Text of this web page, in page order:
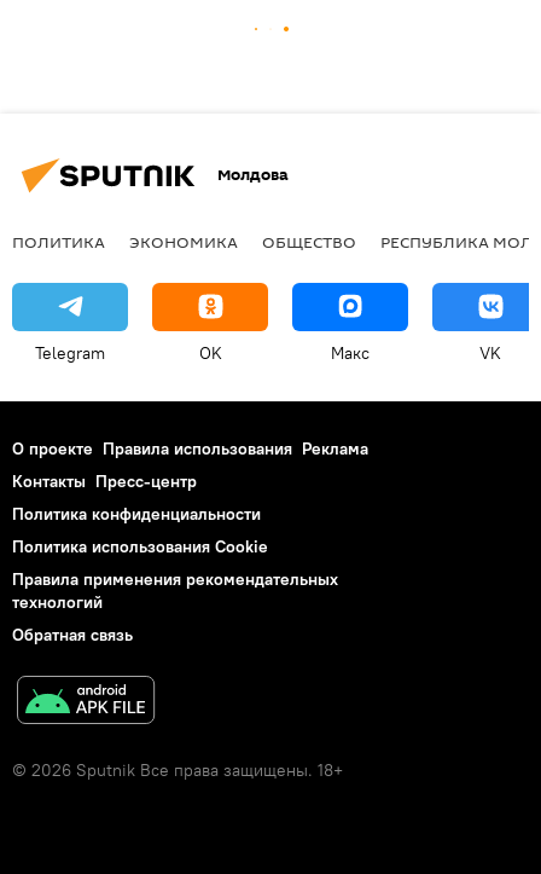
Молдова
ПОЛИТИКА ЭКОНОМИКА ОБЩЕСТВО РЕСПУБЛИКА
Telegram OK Макс VK
О проекте Правила использования Реклама
Контакты Пресс-центр
Политика конфиденциальности
Политика использования Cookie
Правила применения рекомендательных
технологий
Обратная связь
© 2026 Sputnik Все права защищены. 18+